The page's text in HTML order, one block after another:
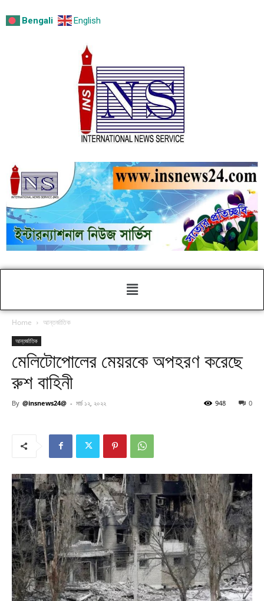
Bengali English
Home আন্তর্জাতিক
আন্তর্জাতিক
মেলিটোপোলের মেয়রকে অপহরণ করেছে
রুশ বাহিনী
By @insnews24@ - মার্চ ১২, ২০২২ 0
948